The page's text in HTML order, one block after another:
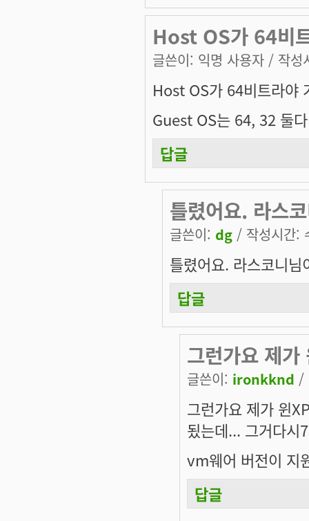
Host OS가 64비
글쓴이: 익명 사용자 / 작성
Host OS가 64비트라야
Guest OS는 64, 32 둘
답글
틀렸어요. 라스
글쓴이: dg / 작성시간:
틀렸어요. 라스코니님
답글
그런가요 제
글쓴이: ironkknd /
그런가요 제가 윈
됬는데... 그거다시
vm웨어 버전이 지
답글